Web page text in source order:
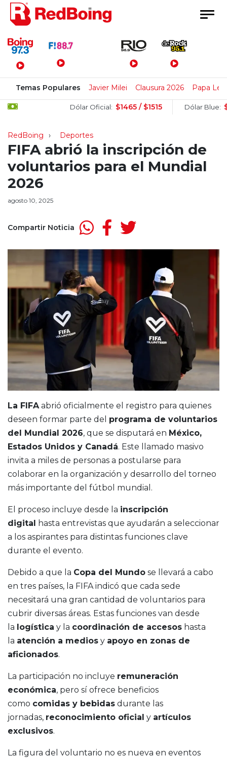
Menú Principal
Temas Populares Javier Milei Clausura 2026 Papa
Dólar Oficial: $1465 / $1515 Dólar Blue:
RedBoing Deportes
FIFA abrió la inscripción de
voluntarios para el Mundial
2026
agosto 10, 2025
Compartir Noticia
La FIFAabrió oficialmente el registro para quienes
deseen formar parte del programa de voluntarios
del Mundial 2026, que se disputará en México,
Estados Unidos y Canadá. Este llamado masivo
invita a miles de personas a postularse para
colaborar en la organización y desarrollo del torneo
más importante del fútbol mundial.
El proceso incluye desde la inscripción
digital hasta entrevistas que ayudarán a seleccionar
a los aspirantes para distintas funciones clave
durante el evento.
Debido a que la Copa del Mundo se llevará a cabo
en tres países, la FIFA indicó que cada sede
necesitará una gran cantidad de voluntarios para
cubrir diversas áreas. Estas funciones van desde
la logística y la coordinación de accesos hasta
la atención a medios y apoyo en zonas de
aficionados.
La participación no incluye remuneración
económica, pero sí ofrece beneficios
como comidas y bebidas durante las
jornadas, reconocimiento oficial y artículos
exclusivos.
La figura del voluntario no es nueva en eventos